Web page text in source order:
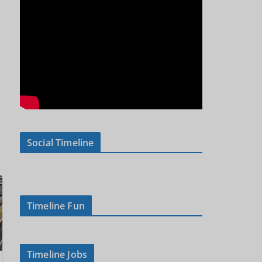
Social Timeline
Timeline Fun
Timeline Jobs